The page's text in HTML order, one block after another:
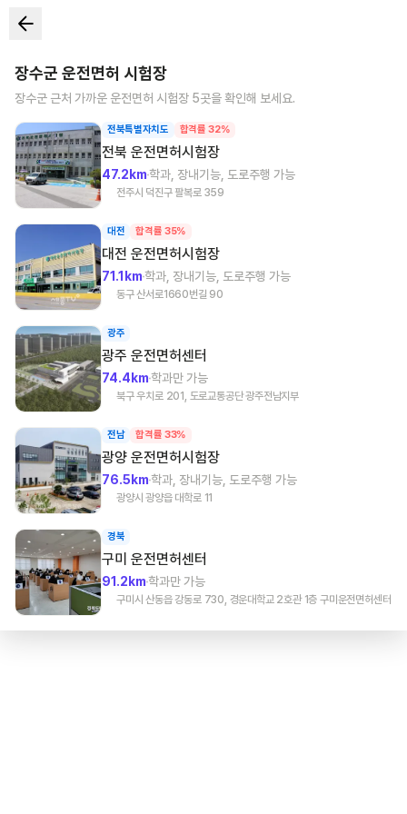
장수군 운전면허 시험장
장수군 근처 가까운 운전면허 시험장 5곳을 확인해 보세요.
전북특별자치도 합격률 32%
전북 운전면허시험장
47.2km학과, 장내기능, 도로주행 가능
전주시 덕진구 팔복로 359
대전 합격률 35%
대전 운전면허시험장
71.1km학과, 장내기능, 도로주행 가능
동구 산서로1660번길 90
광주
광주 운전면허센터
74.4km학과만 가능
북구 우치로 201, 도로교통공단 광주전남지부
전남 합격률 33%
광양 운전면허시험장
76.5km학과, 장내기능, 도로주행 가능
광양시 광양읍 대학로 11
경북
구미 운전면허센터
91.2km학과만 가능
구미시 산동읍 강동로 730, 경운대학교 2호관 1층 구미운전면허센터